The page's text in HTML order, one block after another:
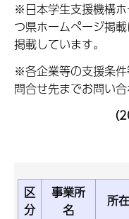
※日本学生支援機構
つ県ホームページ掲
掲載しています。
※各企業等の支援条
問合せ先までお問い合
区
分
事業所
名
所